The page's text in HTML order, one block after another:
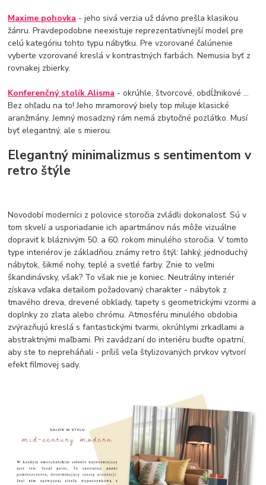
Maxime pohovka - jeho sivá verzia už dávno prešla klasikou
žánru. Pravdepodobne neexistuje reprezentatívnejší model pre
celú kategóriu tohto typu nábytku. Pre vzorované čalúnenie
vyberte vzorované kreslá v kontrastných farbách. Nemusia byť z
rovnakej zbierky.
Konferenčný stolík Alisma - okrúhle, štvorcové, obdĺžnikové ...
Bez ohľadu na to! Jeho mramorový biely top miluje klasické
aranžmány. Jemný mosadzný rám nemá zbytočné pozlátko. Musí
byť elegantný, ale s mierou.
Elegantný minimalizmus s sentimentom v
retro štýle
Novodobí moderníci z polovice storočia zvládli dokonalosť. Sú v
tom skvelí a usporiadanie ich apartmánov nás môže vizuálne
dopraviť k bláznivým 50. a 60. rokom minulého storočia. V tomto
type interiérov je základňou známy retro štýl: ľahký, jednoduchý
nábytok, šikmé nohy, teplé a svetlé farby. Znie to veľmi
škandinávsky, však? To však nie je koniec. Neutrálny interiér
získava vďaka detailom požadovaný charakter - nábytok z
tmavého dreva, drevené obklady, tapety s geometrickými vzormi a
doplnky zo zlata alebo chrómu. Atmosféru minulého obdobia
zvýrazňujú kreslá s fantastickými tvarmi, okrúhlymi zrkadlami a
abstraktnými maľbami. Pri zavádzaní do interiéru buďte opatrní,
aby ste to nepreháňali - príliš veľa štylizovaných prvkov vytvorí
efekt filmovej sady.